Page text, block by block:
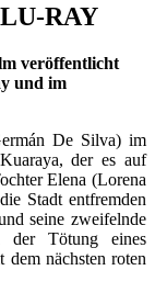
RAY
veröffentlicht
und im
De Silva) im
der es auf
Elena (Lorena
Stadt entfremden
seine zweifelnde
der Tötung eines
dem nächsten roten